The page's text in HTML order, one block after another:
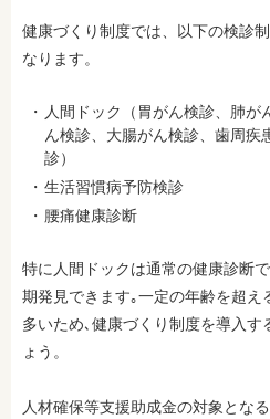
健康づくり制度では、以下の検診
なります。
人間ドック（胃がん検診、肺
ん検診、大腸がん検診、歯周疾
診）
生活習慣病予防検診
腰痛健康診断
特に人間ドックは通常の健康診断
期発見できます｡一定の年齢を超
多いため､健康づくり制度を導入す
ょう。
人材確保等支援助成金の対象とな